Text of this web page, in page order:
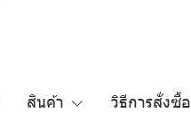
สินค้า วิธีการสั่งซื้อ